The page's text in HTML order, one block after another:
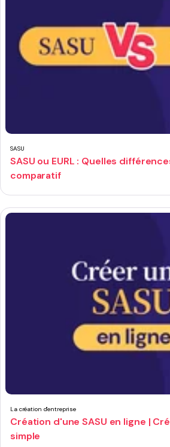
SASU
SASU ou EURL : Quelles
comparatif
La création d'entreprise
Création d'une SASU en ligne |
simple